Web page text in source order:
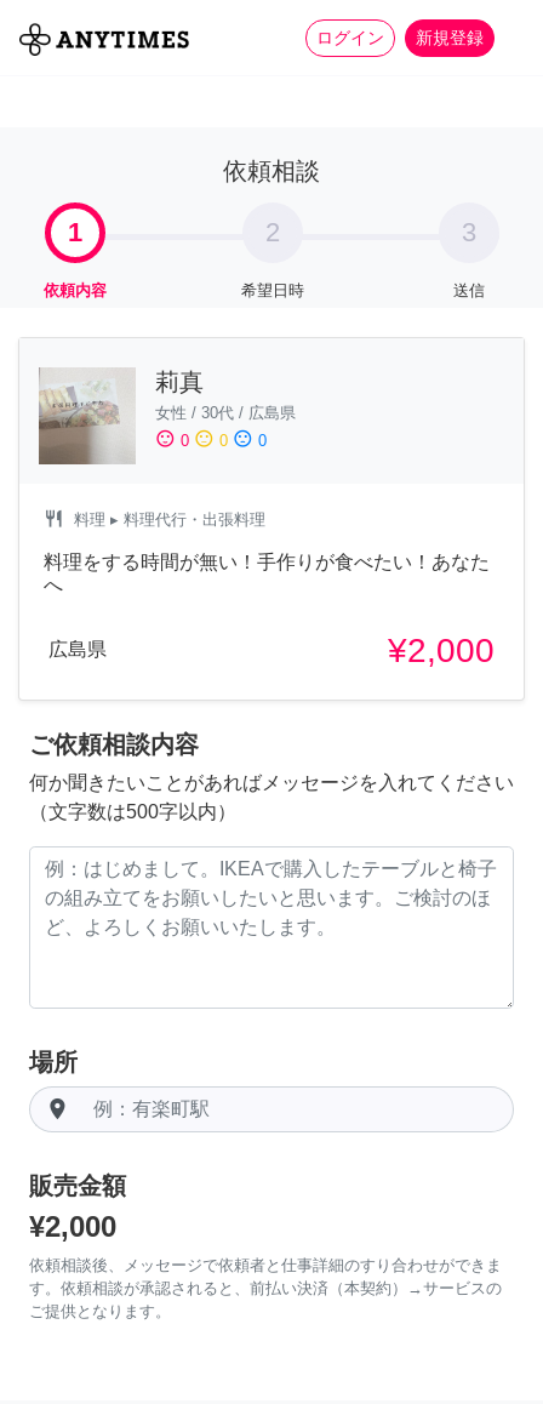
ログイン 新規登録
全て 家事 more_horiz
依頼相談
1
依頼内容
2
希望日時
3
送信
莉真
女性 / 30代 / 広島県
sentiment_satisfied 0 sentiment_neutral 0 sentiment_dissatisfied 0
restaurant 料理 ▸ 料理代行・出張料理
料理をする時間が無い！手作りが食べたい！あなた
へ
広島県 ¥2,000
ご依頼相談内容
何か聞きたいことがあればメッセージを入れてください
（文字数は500字以内）
場所
room
販売金額
¥2,000
依頼相談後、メッセージで依頼者と仕事詳細のすり合わせができま
す。依頼相談が承認されると、前払い決済（本契約）→サービスの
ご提供となります。